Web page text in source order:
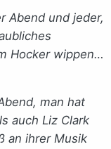
Abend und jeder,
Hocker wippen…
man hat
auch Liz Clark
an ihrer Musik